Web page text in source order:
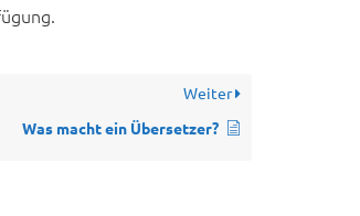
Weiter
Was macht ein Übersetzer?